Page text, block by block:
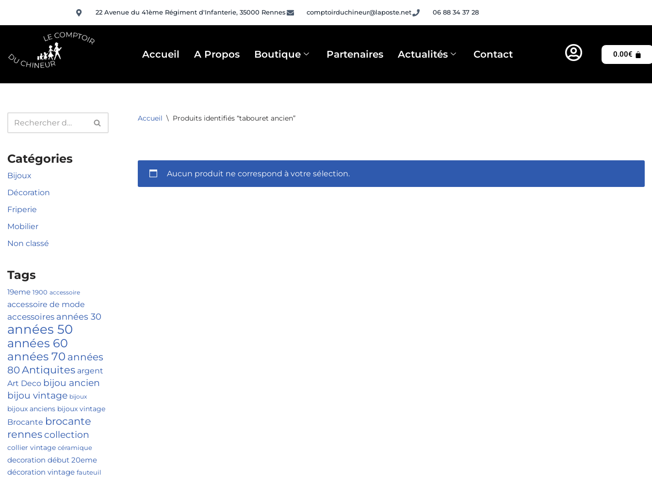
Aller
22 Avenue du 41ème Régiment d'Infanterie, 35000 Rennes comptoirduchineur@laposte.net 06 88 34 37 28
Accueil A Propos Boutique Partenaires Actualités Contact 0.00€
Catégories
Bijoux
Décoration
Friperie
Mobilier
Non classé
Tags
19eme 1900 accessoire
accessoire de mode
accessoires années 30
années 50
années 60
années 70 années
80Antiquites argent
Art Deco bijou ancien
bijou vintage bijoux
bijoux anciens bijoux vintage
Brocante brocante
rennes collection
collier vintage céramique
decoration début 20eme
décoration vintage fauteuil
Accueil \ Produits identifiés “tabouret ancien”
Aucun produit ne correspond à votre sélection.